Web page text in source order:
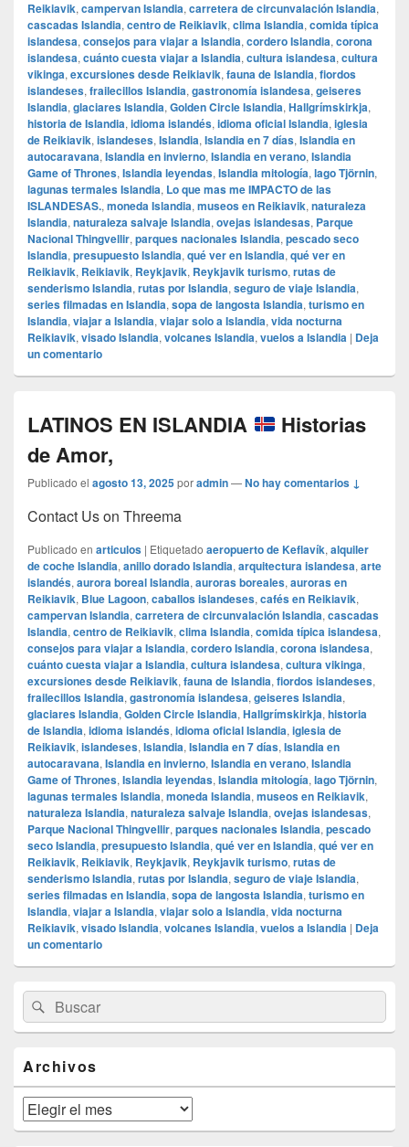
Reikiavik, campervan Islandia, carretera de circunvalación Islandia,
cascadas Islandia, centro de Reikiavik, clima Islandia, comida típica
islandesa, consejos para viajar a Islandia, cordero Islandia, corona
islandesa, cuánto cuesta viajar a Islandia, cultura islandesa, cultura
vikinga, excursiones desde Reikiavik, fauna de Islandia, fiordos
islandeses, frailecillos Islandia, gastronomía islandesa, geiseres
Islandia, glaciares Islandia, Golden Circle Islandia, Hallgrímskirkja,
historia de Islandia, idioma islandés, idioma oficial Islandia, iglesia
de Reikiavik, islandeses, Islandia, Islandia en 7 días, Islandia en
autocaravana, Islandia en invierno, Islandia en verano, Islandia
Game of Thrones, Islandia leyendas, Islandia mitología, lago Tjörnin,
lagunas termales Islandia, Lo que mas me IMPACTO de las
ISLANDESAS., moneda Islandia, museos en Reikiavik, naturaleza
Islandia, naturaleza salvaje Islandia, ovejas islandesas, Parque
Nacional Thingvellir, parques nacionales Islandia, pescado seco
Islandia, presupuesto Islandia, qué ver en Islandia, qué ver en
Reikiavik, Reikiavik, Reykjavik, Reykjavik turismo, rutas de
senderismo Islandia, rutas por Islandia, seguro de viaje Islandia,
series filmadas en Islandia, sopa de langosta Islandia, turismo en
Islandia, viajar a Islandia, viajar solo a Islandia, vida nocturna
Reikiavik, visado Islandia, volcanes Islandia, vuelos a Islandia | Deja
un comentario
LATINOS EN ISLANDIA
Historias
de Amor,
Publicado el agosto 13, 2025poradmin—No hay comentarios ↓
Contact Us on Threema
Publicado en articulos | Etiquetado aeropuerto de Keflavík, alquiler
de coche Islandia, anillo dorado Islandia, arquitectura islandesa, arte
islandés, aurora boreal Islandia, auroras boreales, auroras en
Reikiavik, Blue Lagoon, caballos islandeses, cafés en Reikiavik,
campervan Islandia, carretera de circunvalación Islandia, cascadas
Islandia, centro de Reikiavik, clima Islandia, comida típica islandesa,
consejos para viajar a Islandia, cordero Islandia, corona islandesa,
cuánto cuesta viajar a Islandia, cultura islandesa, cultura vikinga,
excursiones desde Reikiavik, fauna de Islandia, fiordos islandeses,
frailecillos Islandia, gastronomía islandesa, geiseres Islandia,
glaciares Islandia, Golden Circle Islandia, Hallgrímskirkja, historia
de Islandia, idioma islandés, idioma oficial Islandia, iglesia de
Reikiavik, islandeses, Islandia, Islandia en 7 días, Islandia en
autocaravana, Islandia en invierno, Islandia en verano, Islandia
Game of Thrones, Islandia leyendas, Islandia mitología, lago Tjörnin,
lagunas termales Islandia, moneda Islandia, museos en Reikiavik,
naturaleza Islandia, naturaleza salvaje Islandia, ovejas islandesas,
Parque Nacional Thingvellir, parques nacionales Islandia, pescado
seco Islandia, presupuesto Islandia, qué ver en Islandia, qué ver en
Reikiavik, Reikiavik, Reykjavik, Reykjavik turismo, rutas de
senderismo Islandia, rutas por Islandia, seguro de viaje Islandia,
series filmadas en Islandia, sopa de langosta Islandia, turismo en
Islandia, viajar a Islandia, viajar solo a Islandia, vida nocturna
Reikiavik, visado Islandia, volcanes Islandia, vuelos a Islandia | Deja
un comentario
área
de
widget
lateral
primaria
Buscar
por:
Buscar
Archivos
Archivos